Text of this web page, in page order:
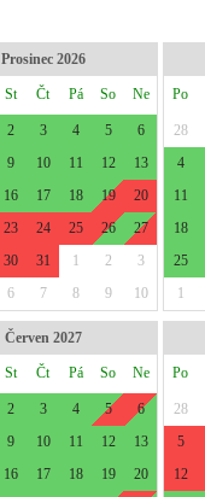
Prosinec 2026
St Čt Pá So Ne
2 3 4 5
6
9 10 11 12
13
16 17 18 19
20
23 24 25 26
27
30 31 1 2
3
6 7 8 9 10
Po
28
4
11
18
25
1
Červen 2027
St Čt Pá So Ne
2 3 4 5
6
9 10 11 12
13
16 17 18 19
20
Po
28
5
12